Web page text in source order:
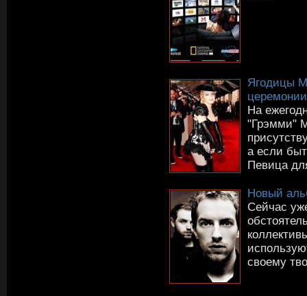
Ягодицы
На
"Грэмми"
а если
Певица
Новый
Сейчас
своему